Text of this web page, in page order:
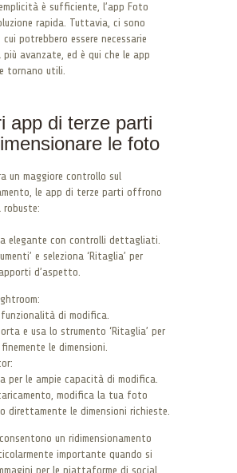
è sufficiente, l’app Foto
rapida. Tuttavia, ci sono
potrebbero essere necessarie
avanzate, ed è qui che le app
tornano utili.
app di terze parti
le foto
un maggiore controllo sul
le app di terze parti offrono
elegante con controlli dettagliati.
e seleziona ‘Ritaglia’ per
d’aspetto.
funzionalità di modifica.
e usa lo strumento ‘Ritaglia’ per
le dimensioni.
per le ampie capacità di modifica.
modifica la tua foto
direttamente le dimensioni richieste.
un ridimensionamento
importante quando si
per le piattaforme di social